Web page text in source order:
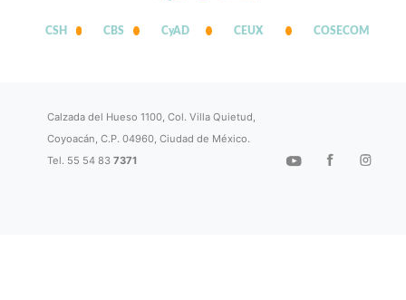
CSH CBS CyAD CEUX COSECOM
Calzada del Hueso 1100, Col. Villa Quietud,
Coyoacán, C.P. 04960, Ciudad de México.
Tel. 55 54 837371